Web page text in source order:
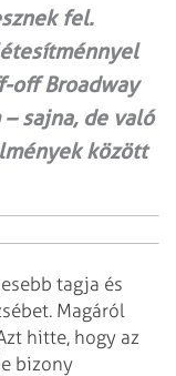
fel.
off Broadway
sajna, de való
között
tagja és
Magáról
hitte, hogy az
bizony